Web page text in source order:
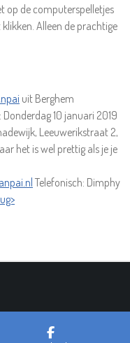
op de computerspelletjes
Alleen de prachtige
uit Berghem
10 januari 2019
Leeuwerikstraat 2,
het is wel prettig als je je
Telefonisch: Dimphy